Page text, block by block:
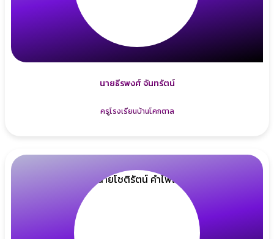
นายธีรพงศ์ จันทรัตน์
ครูโรงเรียนบ้านโคกตาล